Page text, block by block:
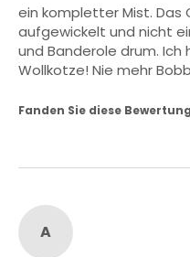
ein kompletter Mist.
aufgewickelt und nicht
und Banderole drum.
Wollkotze! Nie mehr
Fanden Sie diese
A